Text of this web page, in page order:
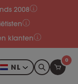
2008
klanten
NL
0